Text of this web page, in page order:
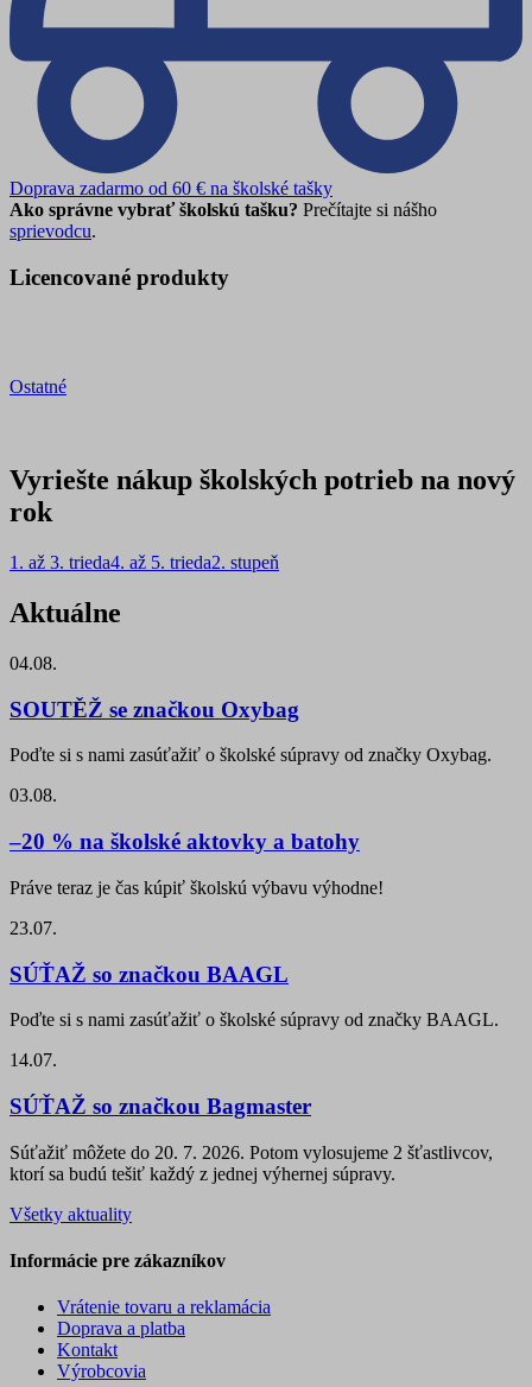
Doprava zadarmo od 60 € na školské tašky
Ako správne vybrať školskú tašku? Prečítajte si nášho
sprievodcu.
Licencované produkty
Ostatné
Vyriešte nákup školských potrieb na nový
rok
1. až 3. trieda4. až 5. trieda2. stupeň
Aktuálne
04.08.
SOUTĚŽ se značkou Oxybag
Poďte si s nami zasúťažiť o školské súpravy od značky Oxybag.
03.08.
–20 % na školské aktovky a batohy
Práve teraz je čas kúpiť školskú výbavu výhodne!
23.07.
SÚŤAŽ so značkou BAAGL
Poďte si s nami zasúťažiť o školské súpravy od značky BAAGL.
14.07.
SÚŤAŽ so značkou Bagmaster
Súťažiť môžete do 20. 7. 2026. Potom vylosujeme 2 šťastlivcov,
ktorí sa budú tešiť každý z jednej výhernej súpravy.
Všetky aktuality
Informácie pre zákazníkov
Vrátenie tovaru a reklamácia
Doprava a platba
Kontakt
Výrobcovia